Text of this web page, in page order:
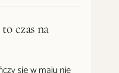
czas na